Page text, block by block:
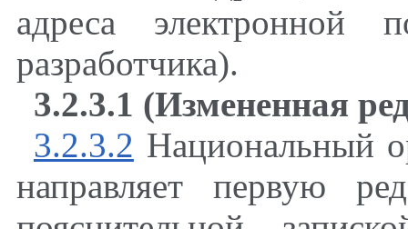
адреса
разработчика).
3.2.3.1 (Измененная
3.2.3.2 Национальный
направляет первую